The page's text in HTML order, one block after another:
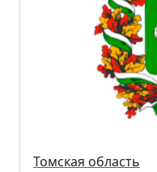
Томская область